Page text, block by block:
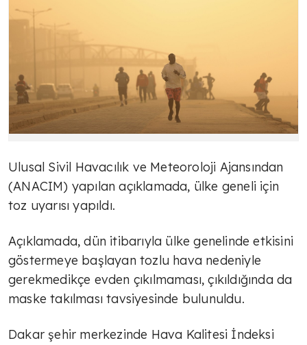
Ulusal Sivil Havacılık ve Meteoroloji Ajansından
(ANACIM) yapılan açıklamada, ülke geneli için
toz uyarısı yapıldı.
Açıklamada, dün itibarıyla ülke genelinde etkisini
göstermeye başlayan tozlu hava nedeniyle
gerekmedikçe evden çıkılmaması, çıkıldığında da
maske takılması tavsiyesinde bulunuldu.
Dakar şehir merkezinde Hava Kalitesi İndeksi